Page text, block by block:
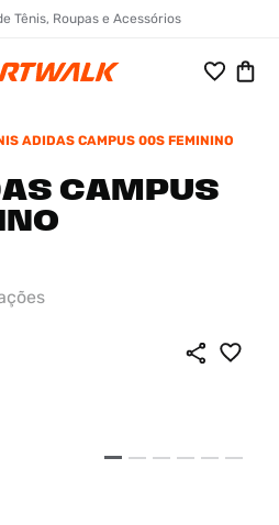
Tênis, Roupas e Acessórios
ADIDAS CAMPUS 00S FEMININO
CAMPUS